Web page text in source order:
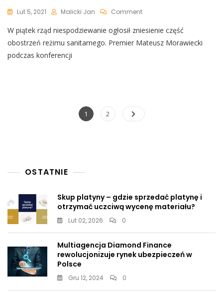
Lut 5, 2021 Malicki Jan CommentOn
OSTATNIEJ
CHWILI:
W piątek rząd niespodziewanie ogłosił zniesienie część
obostrzeń reżimu sanitarnego. Premier Mateusz Morawiecki
podczas konferencji
Nawigacja
Page
1 Page
2
OSTATNIE
Skup platyny – gdzie sprzedać platynę i
otrzymać uczciwą wycenę materiału?
Lut 02, 2026 0
Multiagencja Diamond Finance
rewolucjonizuje rynek ubezpieczeń w
Polsce
Gru 12, 2024 0